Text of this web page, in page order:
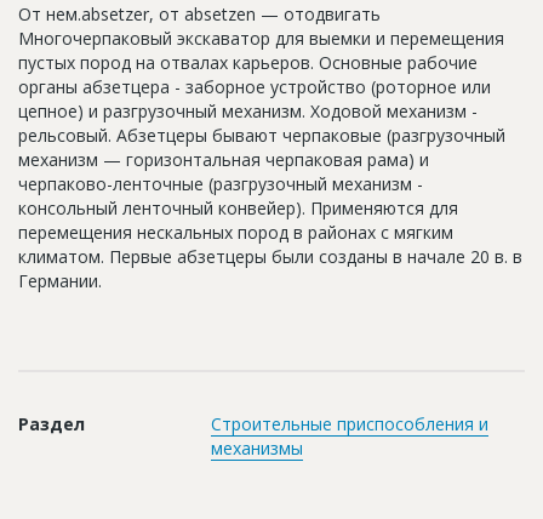
База строящихся объектов
Инвестпроекты
Глоссарий
Новости
Платные услуги
Пресс-релизы
Правила работы
От нем.absetzer, от absetzen — отодвигать
Многочерпаковый экскаватор для выемки и перемещения
пустых пород на отвалах карьеров. Oсновные рабочие
органы абзетцера - заборное устройство (роторное или
цепное) и разгрузочный механизм. Xодовой механизм -
рельсовый. Абзетцеры бывают черпаковые (разгрузочный
механизм — горизонтальная черпаковая рама) и
черпаково-ленточные (разгрузочный механизм -
консольный ленточный конвейер). Применяются для
перемещения нескальных пород в районах с мягким
климатом. Первые абзетцеры были созданы в начале 20 в. в
Германии.
Раздел
Строительные приспособления и
механизмы